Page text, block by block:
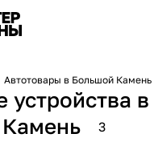
Автотовары в Большой Камень
устройства в
3